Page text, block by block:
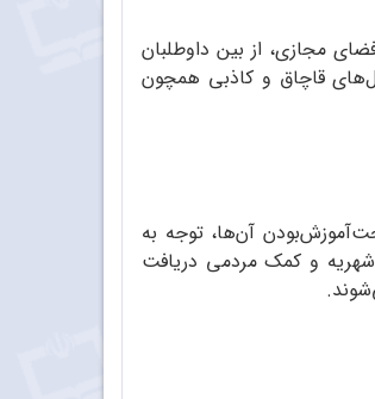
مجازی، از بین داوطلبان
قاچاق و کاذبی همچون
آن‌ها، توجه به
شهریه و کمک مردمی دریافت